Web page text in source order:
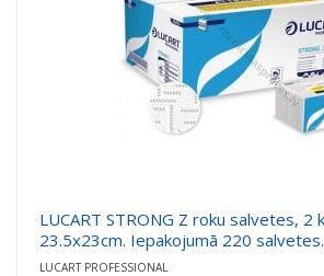
LUCART STRONG Z roku salvetes, 2
23.5x23cm. Iepakojumā 220 salvetes.
LUCART PROFESSIONAL